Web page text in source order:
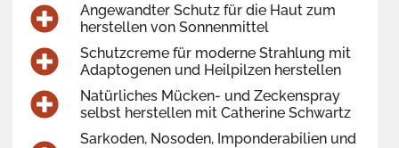
Angewandter Schutz für die Haut zum
herstellen von Sonnenmittel
Schutzcreme für moderne Strahlung mit
Adaptogenen und Heilpilzen herstellen
Natürliches Mücken- und Zeckenspray
selbst herstellen mit Catherine Schwartz
Sarkoden, Nosoden, Imponderabilien und